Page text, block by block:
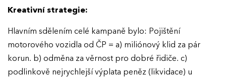
Kreativní strategie:
Hlavním sdělením celé kampaně bylo: Pojištění
motorového vozidla od ČP = a) miliónový klid za pár
korun. b) odměna za věrnost pro dobré řidiče. c)
podlinkově nejrychlejší výplata peněz (likvidace) u